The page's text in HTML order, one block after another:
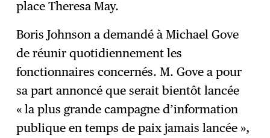
place Theresa May.
Boris Johnson a demandé à Michael Gove
de réunir quotidiennement les
fonctionnaires concernés. M. Gove a pour
sa part annoncé que serait bientôt lancée
« la plus grande campagne d’information
publique en temps de paix jamais lancée »,